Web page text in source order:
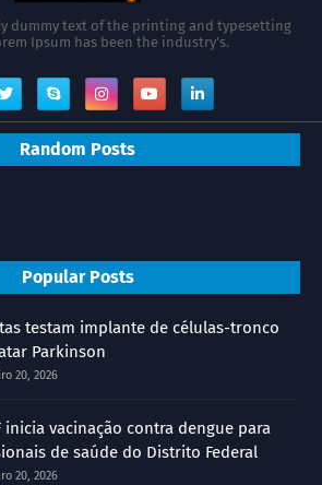
dummy text of the printing and typesetting
Ipsum has been the industry's.
Random Posts
Popular Posts
testam implante de células-tronco
Parkinson
20, 2026
inicia vacinação contra dengue para
de saúde do Distrito Federal
20, 2026